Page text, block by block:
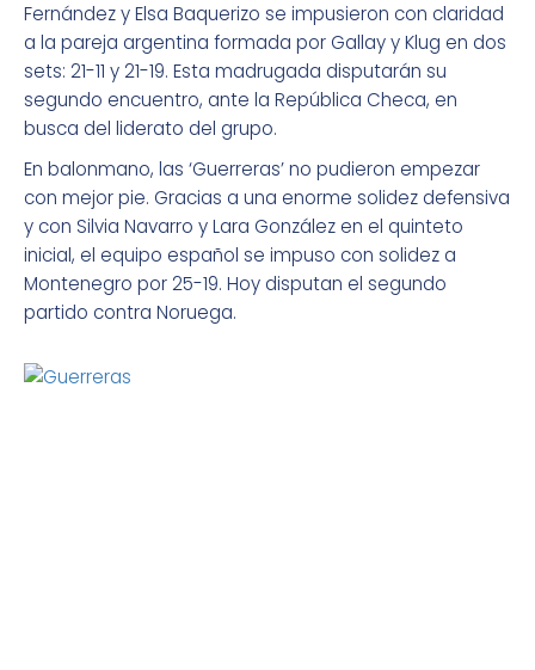
Fernández y Elsa Baquerizo se impusieron con claridad
a la pareja argentina formada por Gallay y Klug en dos
sets: 21-11 y 21-19. Esta madrugada disputarán su
segundo encuentro, ante la República Checa, en
busca del liderato del grupo.
En balonmano, las ‘Guerreras’ no pudieron empezar
con mejor pie. Gracias a una enorme solidez defensiva
y con Silvia Navarro y Lara González en el quinteto
inicial, el equipo español se impuso con solidez a
Montenegro por 25-19. Hoy disputan el segundo
partido contra Noruega.